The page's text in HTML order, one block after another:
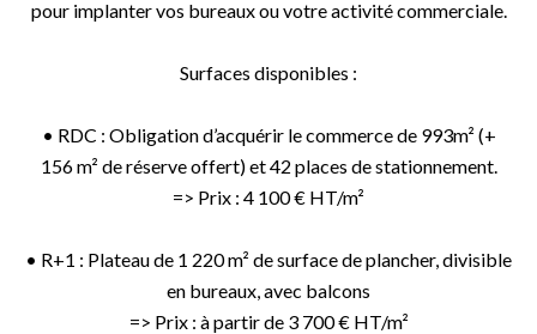
pour implanter vos bureaux ou votre activité commerciale.
Surfaces disponibles :
• RDC : Obligation d’acquérir le commerce de 993m² (+
156 m² de réserve offert) et 42 places de stationnement.
=> Prix : 4 100 € HT/m²
• R+1 : Plateau de 1 220 m² de surface de plancher, divisible
en bureaux, avec balcons
=> Prix : à partir de 3 700 € HT/m²